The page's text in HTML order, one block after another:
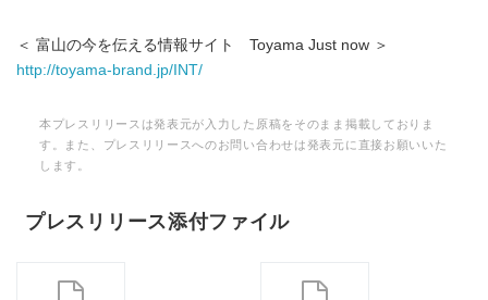
＜ 富山の今を伝える情報サイト Toyama Just now ＞
http://toyama-brand.jp/INT/
本プレスリリースは発表元が入力した原稿をそのまま掲載しておりま
す。また、プレスリリースへのお問い合わせは発表元に直接お願いいた
します。
プレスリリース添付ファイル